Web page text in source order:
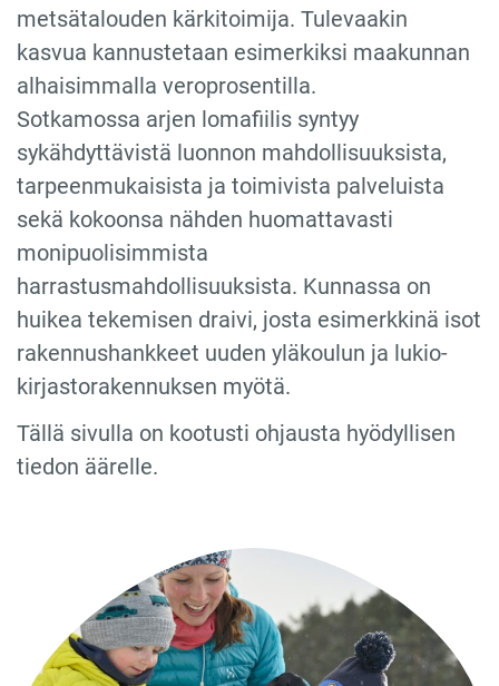
metsätalouden kärkitoimija. Tulevaakin
kasvua kannustetaan esimerkiksi maakunnan
alhaisimmalla veroprosentilla.
Sotkamossa arjen lomafiilis syntyy
sykähdyttävistä luonnon mahdollisuuksista,
tarpeenmukaisista ja toimivista palveluista
sekä kokoonsa nähden huomattavasti
monipuolisimmista
harrastusmahdollisuuksista. Kunnassa on
huikea tekemisen draivi, josta esimerkkinä isot
rakennushankkeet uuden yläkoulun ja lukio-
kirjastorakennuksen myötä.
Tällä sivulla on kootusti ohjausta hyödyllisen
tiedon äärelle.